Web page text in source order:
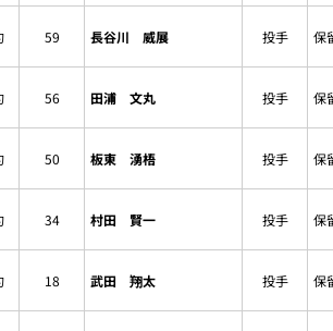
59 長谷川 威展 投手 保
56 田浦 文丸 投手 保
50 板東 湧梧 投手 保
34 村田 賢一 投手 保
18 武田 翔太 投手 保